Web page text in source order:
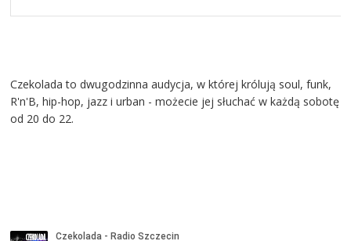
Czekolada to dwugodzinna audycja, w której królują soul, funk,
R'n'B, hip-hop, jazz i urban - możecie jej słuchać w każdą sobotę
od 20 do 22.